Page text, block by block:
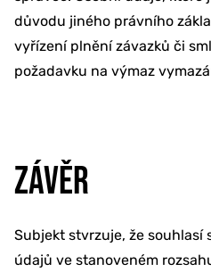
důvodu jiného právního
vyřízení plnění závazků či
požadavku na výmaz
ZÁVĚR
Subjekt stvrzuje, že souhlasí
údajů ve stanoveném